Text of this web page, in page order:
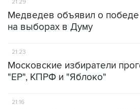
21:29
Медведев объявил о победе
на выборах в Думу
21:23
Московские избиратели
"ЕР", КПРФ и "Яблоко"
21:16